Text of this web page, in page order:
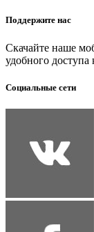
Поддержите нас
Скачайте наше
удобного доступа
Социальные сети